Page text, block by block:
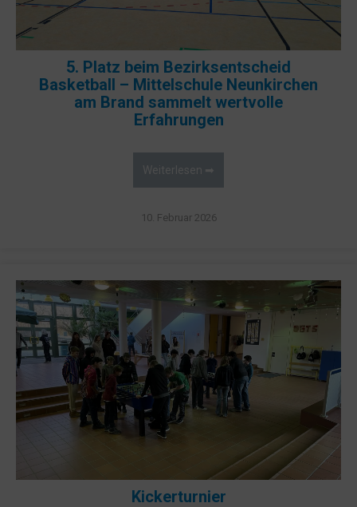
5. Platz beim Bezirksentscheid
Basketball – Mittelschule Neunkirchen
am Brand sammelt wertvolle
Erfahrungen
Weiterlesen ➡
10. Februar 2026
Kickerturnier